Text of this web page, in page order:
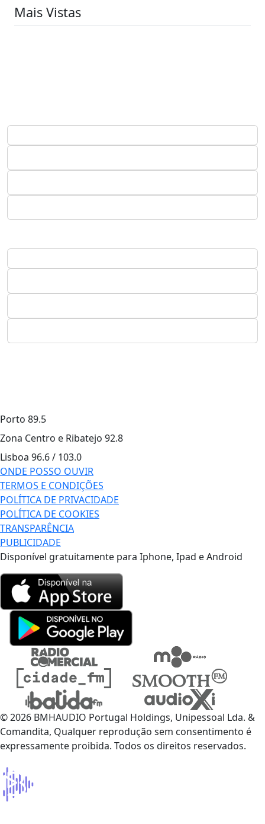
Mais Vistas
Porto 89.5
Zona Centro e Ribatejo 92.8
Lisboa 96.6 / 103.0
ONDE POSSO OUVIR
TERMOS E CONDIÇÕES
POLÍTICA DE PRIVACIDADE
POLÍTICA DE COOKIES
TRANSPARÊNCIA
PUBLICIDADE
Disponível gratuitamente para Iphone, Ipad e Android
© 2026 BMHAUDIO Portugal Holdings, Unipessoal Lda. &
Comandita, Qualquer reprodução sem consentimento é
expressamente proibida. Todos os direitos reservados.